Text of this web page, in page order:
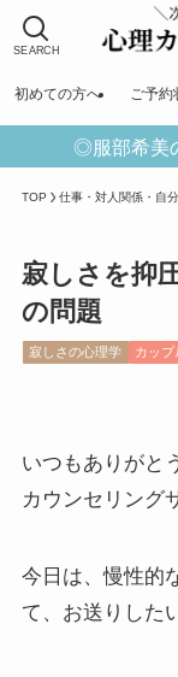
SEARCH
初めての方へ ご予約
◎服部希美
TOP 仕事・対人関係・自分
寂しさを抑
の問題
寂しさの心理学 カップ
いつもありがと
カウンセリング
今日は、慢性的
て、お送りした